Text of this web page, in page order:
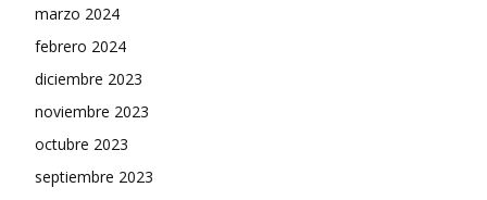
marzo 2024
febrero 2024
diciembre 2023
noviembre 2023
octubre 2023
septiembre 2023